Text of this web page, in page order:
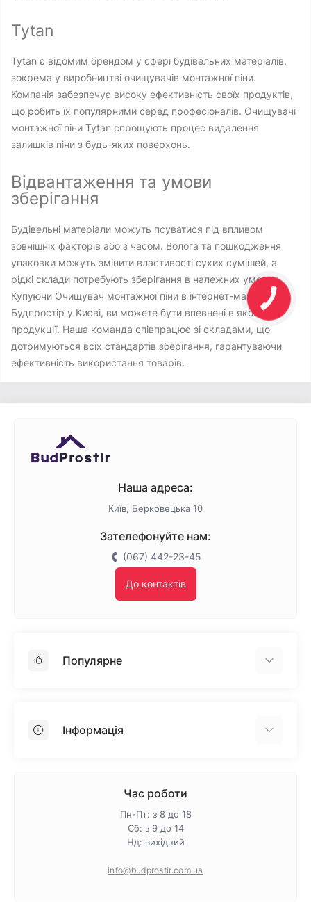
Tytan
Tytan є відомим брендом у сфері будівельних матеріалів,
зокрема у виробництві очищувачів монтажної піни.
Компанія забезпечує високу ефективність своїх продуктів,
що робить їх популярними серед професіоналів. Очищувачі
монтажної піни Tytan спрощують процес видалення
залишків піни з будь-яких поверхонь.
Відвантаження та умови
зберігання
Будівельні матеріали можуть псуватися під впливом
зовнішніх факторів або з часом. Волога та пошкодження
упаковки можуть змінити властивості сухих сумішей, а
рідкі склади потребують зберігання в належних умовах.
Купуючи Очищувач монтажної піни в інтернет-магазині
Будпростір у Києві, ви можете бути впевнені в якості
продукції. Наша команда співпрацює зі складами, що
дотримуються всіх стандартів зберігання, гарантуваючи
ефективність використання товарів.
Наша адреса:
Київ, Берковецька 10
Зателефонуйте нам:
(067) 442-23-45
До контактів
Популярне
ПінопластІнформація
Гарантія та повернення
Політика конфіденційності
Час роботи
Пн-Пт: з 8 до 18
Сб: з 9 до 14
Нд: вихідний
info@budprostir.com.ua